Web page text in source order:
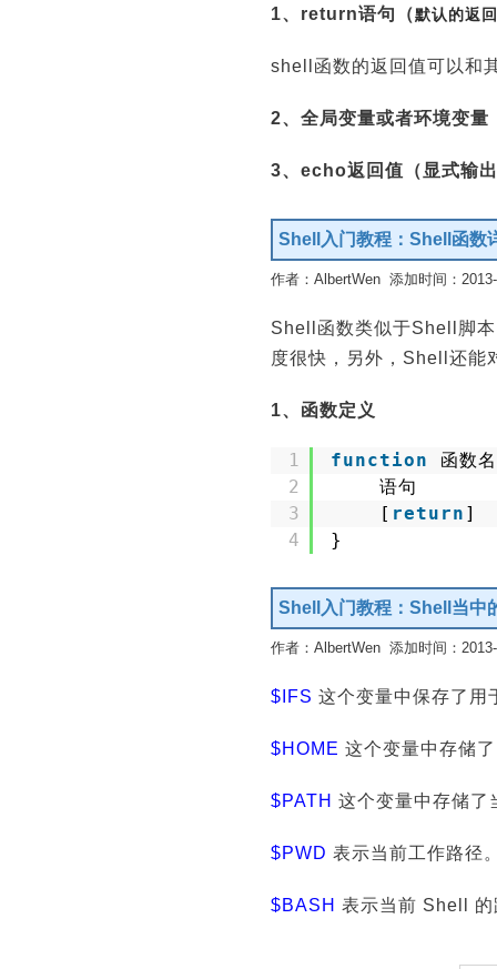
1、return语句（默认的返
shell函数的返回值可以和
2、全局变量或者环境变量
3、echo返回值（显式输
Shell入门教程：Shell函数
作者：AlbertWen 添加时间：
Shell函数类似于Shell脚
度很快，另外，Shell还能
1、函数定义
1
2
3
4
function
函数
语句
[ return ]
}
Shell入门教程：Shell当中
作者：AlbertWen 添加时间：
$IFS 这个变量中保存了用
$HOME 这个变量中存储
$PATH 这个变量中存储
$PWD 表示当前工作路径
$BASH 表示当前 Shell 的